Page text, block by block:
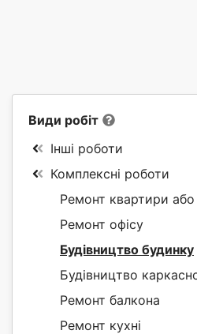
Види робіт
Інші роботи
Комплексні роботи
Ремонт квартири або
Ремонт офісу
Будівництво будинку
Будівництво
Ремонт балкона
Ремонт кухні